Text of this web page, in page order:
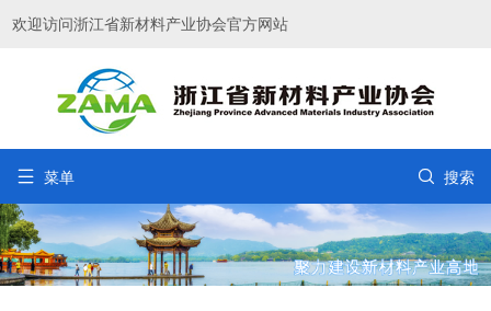
欢迎访问浙江省新材料产业协会官方网站
 菜单  搜索